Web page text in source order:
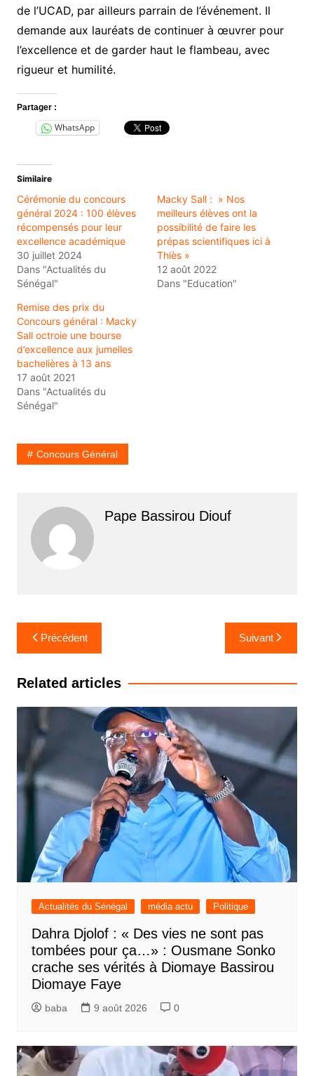
de l’UCAD, par ailleurs parrain de l’événement. Il
demande aux lauréats de continuer à œuvrer pour
l’excellence et de garder haut le flambeau, avec
rigueur et humilité.
Partager :
WhatsApp
Similaire
Cérémonie du concours
général 2024 : 100 élèves
récompensés pour leur
excellence académique
30 juillet 2024
Dans "Actualités du
Sénégal"
Macky Sall : » Nos
meilleurs élèves ont la
possibilité de faire les
prépas scientifiques ici à
Thiès »
12 août 2022
Dans "Education"
Remise des prix du
Concours général : Macky
Sall octroie une bourse
d’excellence aux jumelles
bachelières à 13 ans
17 août 2021
Dans "Actualités du
Sénégal"
Concours Général
Pape Bassirou Diouf
Navigation
de
l’article
Précédent Suivant
Related articles
Actualités du Sénégal média actu Politique
Dahra Djolof : « Des vies ne sont pas
tombées pour ça…» : Ousmane Sonko
crache ses vérités à Diomaye Bassirou
Diomaye Faye
baba 9 août 2026 0